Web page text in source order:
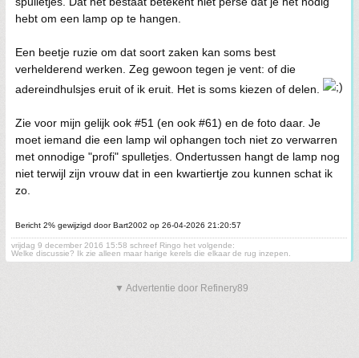
hebt om een lamp op te hangen.
Een beetje ruzie om dat soort zaken kan soms best
verhelderend werken. Zeg gewoon tegen je vent: of die
adereindhulsjes eruit of ik eruit. Het is soms kiezen of delen.
Zie voor mijn gelijk ook #51 (en ook #61) en de foto daar. Je
moet iemand die een lamp wil ophangen toch niet zo verwarren
met onnodige "profi" spulletjes. Ondertussen hangt de lamp nog
niet terwijl zijn vrouw dat in een kwartiertje zou kunnen schat ik
zo.
Bericht 2% gewijzigd door Bart2002 op 26-04-2026 21:20:57
vrijdag 9 december 2016 15:58 schreef Ringo het volgende:
Welke discussie? Ik zie alleen maar harige kerels die elkaar de rug inzepen.
▼ Advertentie door Refinery89